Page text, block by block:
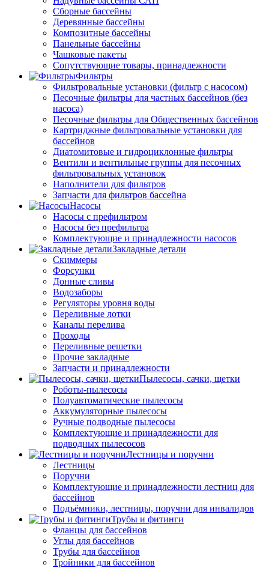
Сборные бассейны
Деревянные бассейны
Композитные бассейны
Панельные бассейны
Чашковые пакеты
Сопутствующие товары, принадлежности
Фильтры
Фильтровальные установки (фильтр с насосом)
Песочные фильтры для частных бассейнов (без
насоса)
Песочные фильтры для Общественных бассейнов
Картриджные фильтровальные установки для
бассейнов
Диатомитовые и гидроциклонные фильтры
Вентили и вентильные группы для песочных
фильтровальных установок
Наполнители для фильтров
Запчасти для фильтров бассейна
Насосы
Насосы с префильтром
Насосы без префильтра
Комплектующие и принадлежности насосов
Закладные детали
Скиммеры
Форсунки
Донные сливы
Водозаборы
Регуляторы уровня воды
Переливные лотки
Каналы перелива
Проходы
Переливные решетки
Прочие закладные
Запчасти и принадлежности
Пылесосы, сачки, щетки
Роботы-пылесосы
Полуавтоматические пылесосы
Аккумуляторные пылесосы
Ручные подводные пылесосы
Комплектующие и принадлежности для
подводных пылесосов
Лестницы и поручни
Лестницы
Поручни
Комплектующие и принадлежности лестниц для
бассейнов
Подъёмники, лестницы, поручни для инвалидов
Трубы и фитинги
Фланцы для бассейнов
Углы для бассейнов
Трубы для бассейнов
Тройники для бассейнов